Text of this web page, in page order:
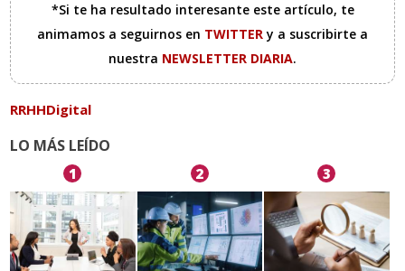
*Si te ha resultado interesante este artículo, te
animamos a seguirnos en TWITTERy a suscribirte a
nuestra NEWSLETTER DIARIA.
RRHHDigital
LO MÁS LEÍDO
1 2 3